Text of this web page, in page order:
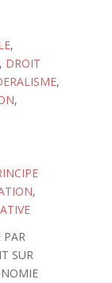
,
, DROIT
,
,
,
PAR
SUR